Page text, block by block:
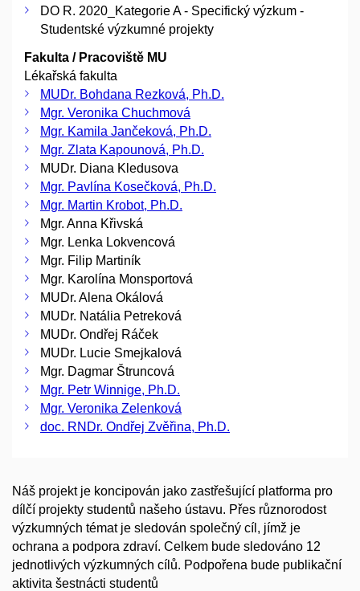
DO R. 2020_Kategorie A - Specifický výzkum -
Studentské výzkumné projekty
Fakulta / Pracoviště MU
Lékařská fakulta
MUDr. Bohdana Rezková, Ph.D.
Mgr. Veronika Chuchmová
Mgr. Kamila Jančeková, Ph.D.
Mgr. Zlata Kapounová, Ph.D.
MUDr. Diana Kledusova
Mgr. Pavlína Kosečková, Ph.D.
Mgr. Martin Krobot, Ph.D.
Mgr. Anna Křivská
Mgr. Lenka Lokvencová
Mgr. Filip Martiník
Mgr. Karolína Monsportová
MUDr. Alena Okálová
MUDr. Natália Petreková
MUDr. Ondřej Ráček
MUDr. Lucie Smejkalová
Mgr. Dagmar Štruncová
Mgr. Petr Winnige, Ph.D.
Mgr. Veronika Zelenková
doc. RNDr. Ondřej Zvěřina, Ph.D.
Náš projekt je koncipován jako zastřešující platforma pro
dílčí projekty studentů našeho ústavu. Přes různorodost
výzkumných témat je sledován společný cíl, jímž je
ochrana a podpora zdraví. Celkem bude sledováno 12
jednotlivých výzkumných cílů. Podpořena bude publikační
aktivita šestnácti studentů